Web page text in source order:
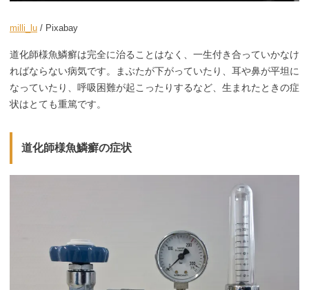
milli_lu / Pixabay
道化師様魚鱗癬は完全に治ることはなく、一生付き合っていかなけ
ればならない病気です。まぶたが下がっていたり、耳や鼻が平坦に
なっていたり、呼吸困難が起こったりするなど、生まれたときの症
状はとても重篤です。
道化師様魚鱗癬の症状